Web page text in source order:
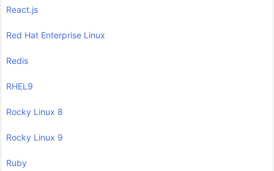
React.js
Red Hat Enterprise Linux
Redis
RHEL9
Rocky Linux 8
Rocky Linux 9
Ruby